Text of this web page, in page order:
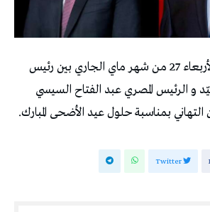
جرت مكالمة هاتفية الأربعاء 27 من شهر ماي الجاري بين رئيس
الرئيس المصري عبد الفتاح السيسي
التهاني بمناسبة حلول عيد الأضحى المبارك.
Twitter